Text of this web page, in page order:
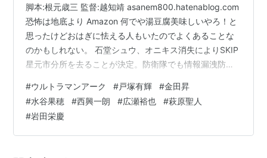
脚本:根元歳三 監督:越知靖 asanem800.hatenablog.com
恐怖は地底より Amazon 何でや湯豆腐美味しいやろ！と
思ったけどおはぎに怯える人もいたのでよくあることな
のかもしれない。 石堂シュウ、オニキス消失によりSKIP
星元市分所を去ることが決定。防衛隊でも情報漏洩防止
も淡々とした態度。しかし本当は星元市分所の温かな雰
囲気から離れることを恐れていた─── 石堂さんごめんな
さい。 それはともかく「イリュージョンを見せるモグラ
=モグージョン」のネーミング、こっちのバースではユピ
#ウルトラマンアーク #戸塚有輝 #金田昇
#水谷果穂 #西興一朗 #広瀬裕也 #萩原聖人
#岩田栄慶